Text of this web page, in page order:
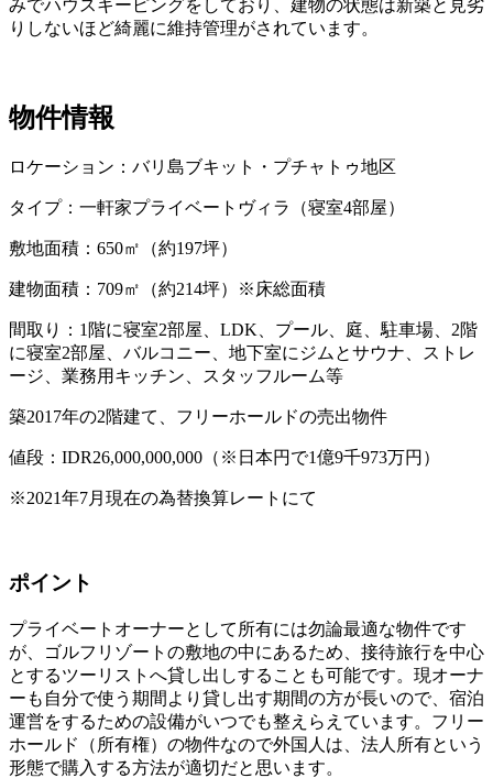
みでハウスキーピングをしており、建物の状態は新築と見劣
りしないほど綺麗に維持管理がされています。
物件情報
ロケーション：バリ島ブキット・プチャトゥ地区
タイプ：一軒家プライベートヴィラ（寝室4部屋）
敷地面積：650㎡（約197坪）
建物面積：709㎡（約214坪）※床総面積
間取り：1階に寝室2部屋、LDK、プール、庭、駐車場、2階
に寝室2部屋、バルコニー、地下室にジムとサウナ、ストレ
ージ、業務用キッチン、スタッフルーム等
築2017年の2階建て、フリーホールドの売出物件
値段：IDR26,000,000,000（※日本円で1億9千973万円）
※2021年7月現在の為替換算レートにて
ポイント
プライベートオーナーとして所有には勿論最適な物件です
が、ゴルフリゾートの敷地の中にあるため、接待旅行を中心
とするツーリストへ貸し出しすることも可能です。現オーナ
ーも自分で使う期間より貸し出す期間の方が長いので、宿泊
運営をするための設備がいつでも整えらえています。フリー
ホールド（所有権）の物件なので外国人は、法人所有という
形態で購入する方法が適切だと思います。